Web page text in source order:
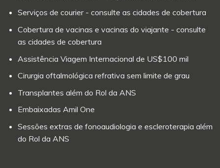
Serviços de courier - consulte as cidades de cobertura
Cobertura de vacinas e vacinas do viajante - consulte
as cidades de cobertura
Assistência Viagem Internacional de US$100 mil
Cirurgia oftalmológica refrativa sem limite de grau
Transplantes além do Rol da ANS
Embaixadas Amil One
Sessões extras de fonoaudiologia e escleroterapia além
do Rol da ANS